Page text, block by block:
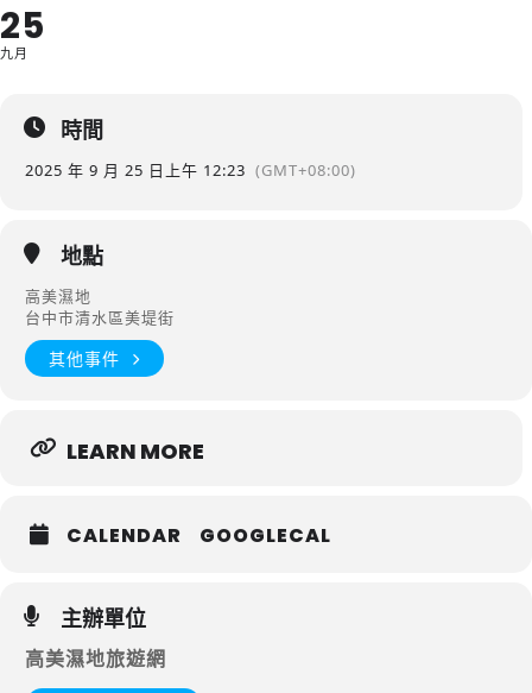
25
九月
時間
2025 年 9 月 25 日 上午 12:23 (GMT+08:00)
地點
高美濕地
台中市清水區美堤街
其他事件
LEARN MORE
CALENDAR GOOGLECAL
主辦單位
高美濕地旅遊網